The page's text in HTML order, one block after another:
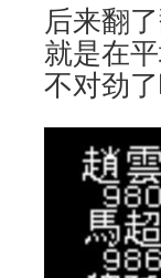
后来翻
就是在
不对劲了